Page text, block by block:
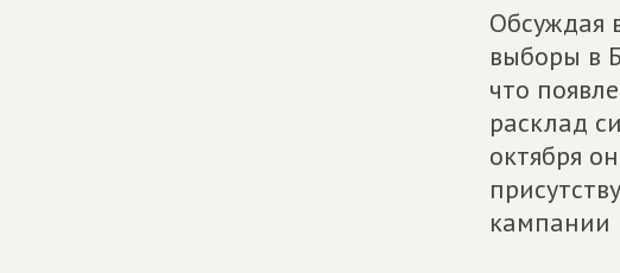
Обсуждая
выборы в
что
расклад
октября
кампании